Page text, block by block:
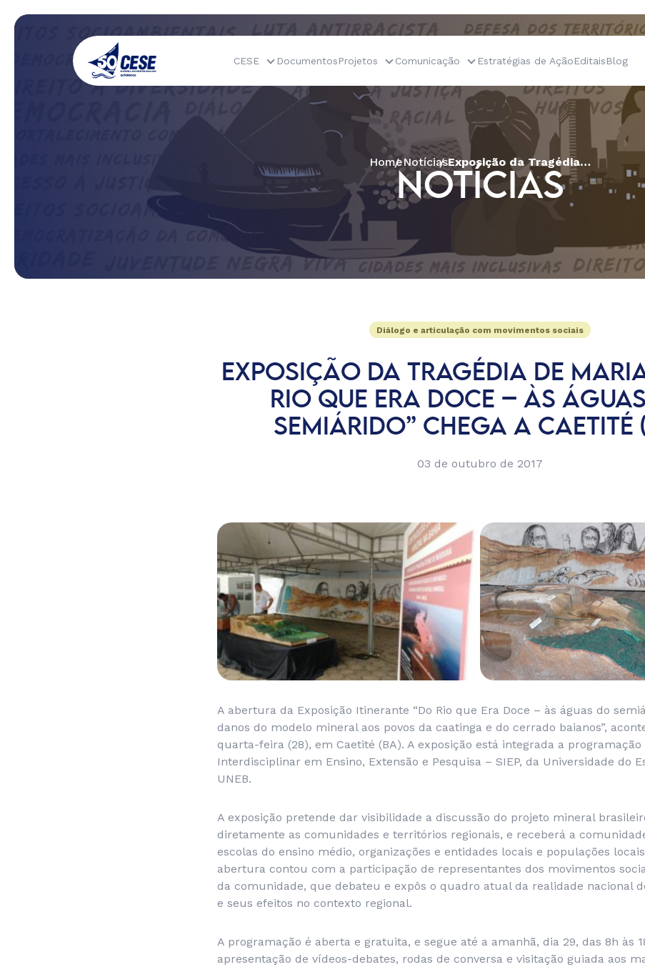
CESE DocumentosProjetos Comunicação Estratégias de AçãoEditaisBlog
HomeNotícias Exposição da Tragédia de Mariana “Do Rio que Era Doce – às águas do semiárido” chega a Caetité (BA)
NOTÍCIAS
Diálogo e articulação com movimentos sociais
EXPOSIÇÃO DA TRAGÉDIA DE
RIO QUE ERA DOCE – ÀS
SEMIÁRIDO” CHEGA A CAETITÉ
03 de outubro de 2017
A abertura da Exposição Itinerante “Do Rio que Era Doce – às águas do
danos do modelo mineral aos povos da caatinga e do cerrado baianos”,
quarta-feira (28), em Caetité (BA). A exposição está integrada a
Interdisciplinar em Ensino, Extensão e Pesquisa – SIEP, da Universidade do
UNEB.
A exposição pretende dar visibilidade a discussão do projeto mineral
diretamente as comunidades e territórios regionais, e receberá a
escolas do ensino médio, organizações e entidades locais e populações
abertura contou com a participação de representantes dos movimentos
da comunidade, que debateu e expôs o quadro atual da realidade nacional
e seus efeitos no contexto regional.
A programação é aberta e gratuita, e segue até a amanhã, dia 29, das 8h às
apresentação de vídeos-debates, rodas de conversa e visitação guiada aos